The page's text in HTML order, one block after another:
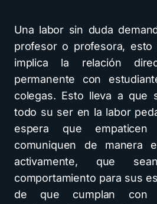
Una labor sin duda
profesor o profesora, esto
implica la relación
permanente con
colegas. Esto lleva a que
todo su ser en la labor
espera que
comuniquen de manera
activamente, que
comportamiento para sus
de que cumplan con